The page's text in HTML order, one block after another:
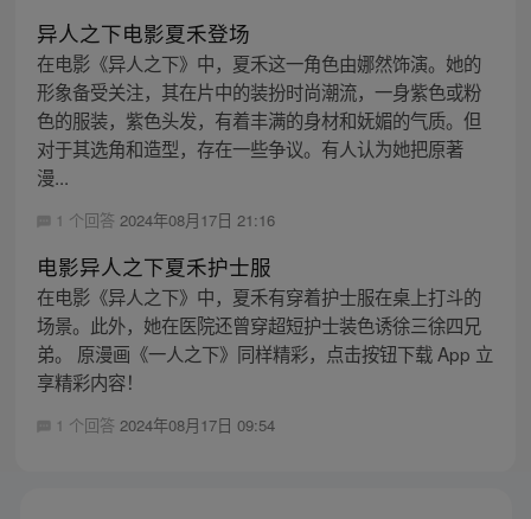
异人之下电影夏禾登场
在电影《异人之下》中，夏禾这一角色由娜然饰演。她的
形象备受关注，其在片中的装扮时尚潮流，一身紫色或粉
色的服装，紫色头发，有着丰满的身材和妩媚的气质。但
对于其选角和造型，存在一些争议。有人认为她把原著
漫...
1 个回答 2024年08月17日 21:16
电影异人之下夏禾护士服
在电影《异人之下》中，夏禾有穿着护士服在桌上打斗的
场景。此外，她在医院还曾穿超短护士装色诱徐三徐四兄
弟。 原漫画《一人之下》同样精彩，点击按钮下载 App 立
享精彩内容！
1 个回答 2024年08月17日 09:54